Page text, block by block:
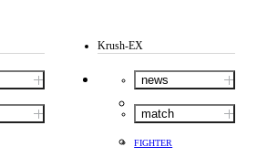
Krush-EX
news
match
FIGHTER